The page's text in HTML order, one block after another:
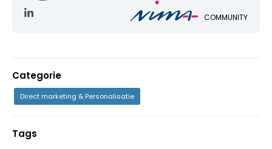
COMMUNITY
Categorie
Direct marketing & Personalisatie
Tags